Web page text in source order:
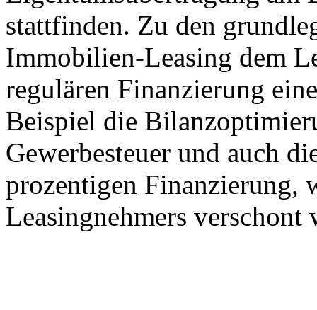
stattfinden. Zu den
Immobilien-Leasing dem
regulären Finanzierung
Beispiel die
Gewerbesteuer und auch
prozentigen Finanzierung,
Leasingnehmers verschont